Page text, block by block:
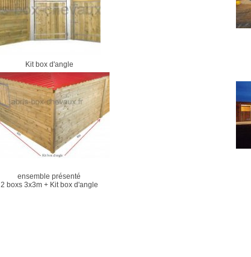
Kit box d'angle
ensemble présenté
2 boxs 3x3m + Kit box d'angle